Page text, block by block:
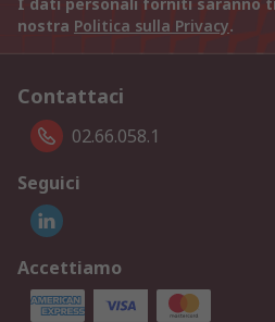
I dati personali forniti saranno
nostra Politica sulla Privacy.
Contattaci
02.66.058.1
Seguici
Accettiamo